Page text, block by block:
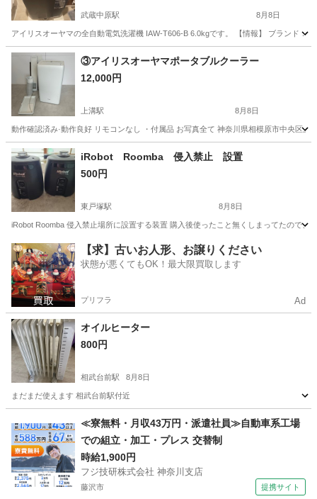
武蔵中原駅 8月8日
アイリスオーヤマの全自動電気洗濯機 IAW-T606-B 6.0kgです。 【情報】 ブランド：
神奈川 川崎市 武蔵中原駅 生活家電
③アイリスオーヤマポータブルクーラー
12,000円
上溝駅 8月8日
動作確認済み·動作良好 リモコンなし ・付属品 お写真全て 神奈川県相模原市中央区
神奈川 相模原市 季節、空調家電 リモコン
iRobot Roomba 侵入禁止 設置
500円
東戸塚駅 8月8日
iRobot Roomba 侵入禁止場所に設置する装置 購入後使ったこと無くしまってたので
神奈川 横浜市 東戸塚駅 生活家電 場所
【求】古いお人形、お譲りください
状態が悪くてもOK！最大限買取します
プリフラ Ad
オイルヒーター
800円
相武台前駅 8月8日
まだまだ使えます 相武台前駅付近
相武台前駅 季節、空調家電 付近
≪寮無料・月収43万円・派遣社員≫自動車系工場
での組立・加工・プレス 交替制
時給1,900円
フジ技研株式会社 神奈川支店
藤沢市 提携サイト